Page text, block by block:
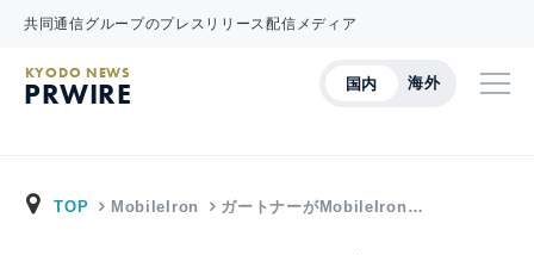
共同通信グループのプレスリリース配信メディア
国内 海外
KYODO NEWS
PRWIRE
TOP MobileIron ガートナーがMobileIron…